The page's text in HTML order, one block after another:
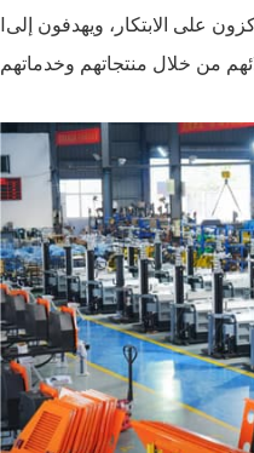
Iعلى الابتكار، ويهدفون إلى